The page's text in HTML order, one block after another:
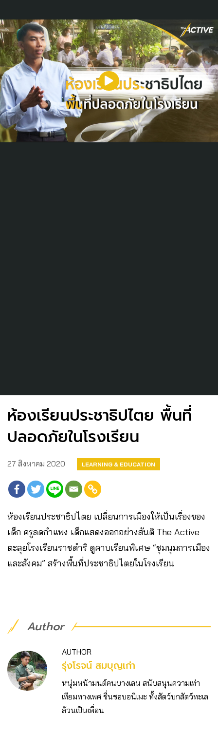
ห้องเรียนประชาธิปไตย พื้นที่
ปลอดภัยในโรงเรียน
27 สิงหาคม 2020 LEARNING & EDUCATION
ห้องเรียนประชาธิปไตย เปลี่ยนการเมืองให้เป็นเรื่องของ
เด็ก ครูลดกำแพง เด็กแสดงออกอย่างสันติ The Active
ตะลุยโรงเรียนราชดำริ ดูคาบเรียนพิเศษ “ชุมนุมการเมือง
และสังคม” สร้างพื้นที่ประชาธิปไตยในโรงเรียน
Author
AUTHOR
รุ่งโรจน์ สมบุญเก่า
หนุ่มหน้ามนต์คนบางเลน สนับสนุนความเท่า
เทียมทางเพศ ชื่นชอบอนิเมะ ทั้งสัตว์บกสัตว์ทะเล
ล้วนเป็นเพื่อน